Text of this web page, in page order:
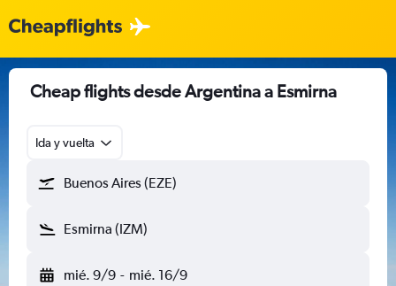
Cheap flights desde Argentina a Esmirna
Ida y vuelta
Buenos Aires (EZE)
Esmirna (IZM)
mié. 9/9 - mié. 16/9